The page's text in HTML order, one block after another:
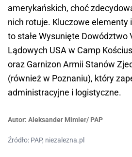
amerykańskich, choć
nich rotuje. Kluczowe elementy
to stałe Wysunięte Dowództwo
Lądowych USA w Camp
oraz Garnizon Armii Stanów
(również w Poznaniu), który
administracyjne i logistyczne.
Autor: Aleksander Mimier/ PAP
Źródło: PAP, niezalezna.pl